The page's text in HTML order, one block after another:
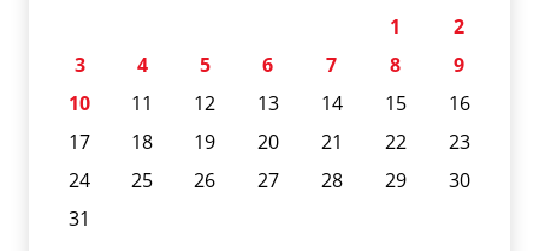
1
2
3
4 5 6 7 8
9
10
11 12 13 14 15
16
17
18 19 20 21 22
23
24
25 26 27 28 29
30
31